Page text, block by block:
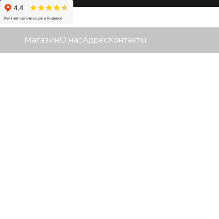
МагазинО насАдресКонтакты